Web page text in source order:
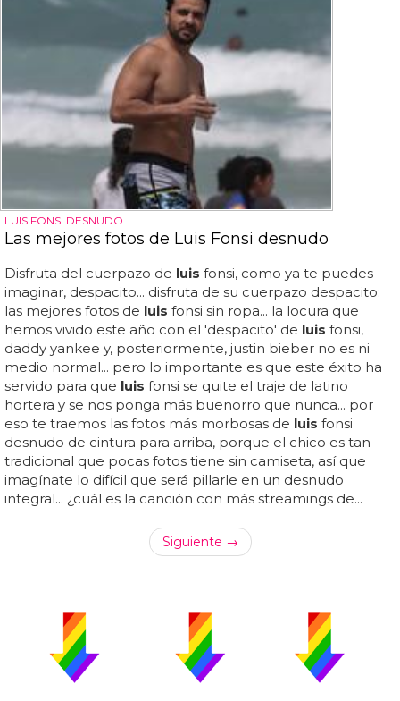
LUIS FONSI DESNUDO
Las mejores fotos de Luis Fonsi desnudo
Disfruta del cuerpazo de luis fonsi, como ya te puedes
imaginar, despacito... disfruta de su cuerpazo despacito:
las mejores fotos de luis fonsi sin ropa... la locura que
hemos vivido este año con el 'despacito' de luis fonsi,
daddy yankee y, posteriormente, justin bieber no es ni
medio normal... pero lo importante es que este éxito ha
servido para que luis fonsi se quite el traje de latino
hortera y se nos ponga más buenorro que nunca... por
eso te traemos las fotos más morbosas de luis fonsi
desnudo de cintura para arriba, porque el chico es tan
tradicional que pocas fotos tiene sin camiseta, así que
imagínate lo difícil que será pillarle en un desnudo
integral... ¿cuál es la canción con más streamings de...
Siguiente →